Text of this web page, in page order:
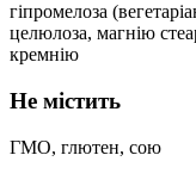
гіпромелоза
целюлоза, магнію
кремнію
Не містить
ГМО, глютен, сою